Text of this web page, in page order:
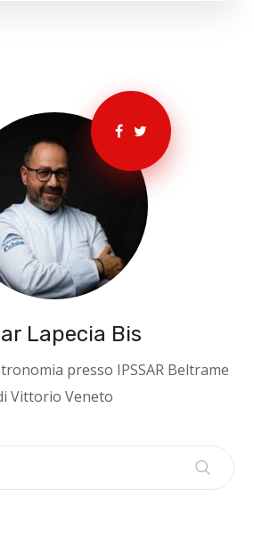
Lapecia Bis
presso IPSSAR Beltrame
Vittorio Veneto